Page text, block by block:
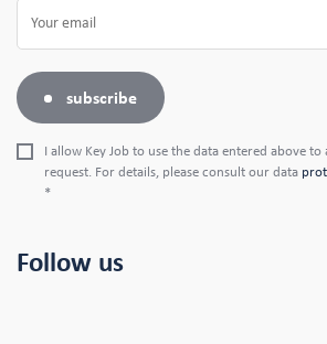
subscribe
I allow Key Job to use the data entered above to
request. For details, please consult our data
*
Follow us